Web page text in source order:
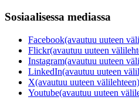
Sosiaalisessa mediassa
Facebook(avautuu uuteen
Flickr(avautuu uuteen
Instagram(avautuu uuteen
LinkedIn(avautuu uuteen
X(avautuu uuteen välilehteen)
Youtube(avautuu uuteen